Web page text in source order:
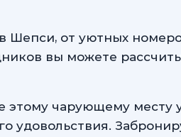
от уютных
вы можете
чарующему месту
удовольствия.